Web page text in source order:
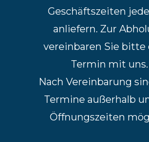
Geschäftszeiten
anliefern. Zur
vereinbaren Sie bitte
Termin mit uns.
Nach Vereinbarung
Termine außerhalb
Öffnungszeiten